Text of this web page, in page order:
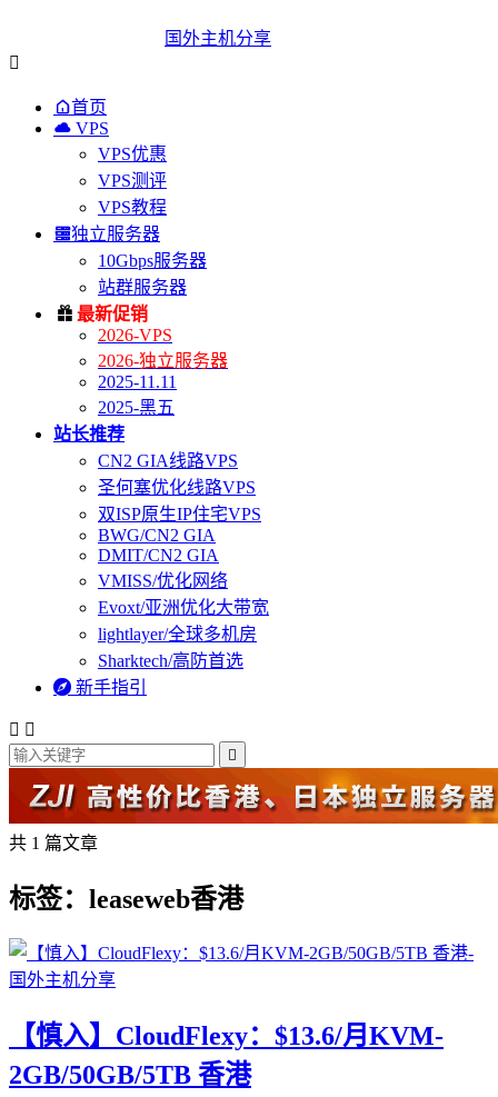
国外主机分享

首页
 VPS
VPS优惠
VPS测评
VPS教程
独立服务器
10Gbps服务器
站群服务器
 最新促销
2026-VPS
2026-独立服务器
2025-11.11
2025-黑五
站长推荐
CN2 GIA线路VPS
圣何塞优化线路VPS
双ISP原生IP住宅VPS
BWG/CN2 GIA
DMIT/CN2 GIA
VMISS/优化网络
Evoxt/亚洲优化大带宽
lightlayer/全球多机房
Sharktech/高防首选
 新手指引
 

共 1 篇文章
标签：leaseweb香港
【慎入】CloudFlexy：$13.6/月KVM-
2GB/50GB/5TB 香港